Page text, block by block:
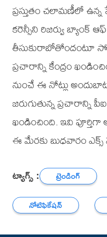
ప్రస్తుతం చలామణీలో ఉన్న
కరెన్సీని రిజర్వు బ్యాంక్ ఆఫ్
తీసుకురాబోతోందంటూ
ప్రచారాన్ని కేంద్రం
నుంచే ఈ నోట్లు
జరుగుతున్న ప్రచారాన్ని
ఖండించింది. ఇవి పూర్తిగా
ఈ మేరకు బుధవారం
ట్యాగ్స్ : ట్రెండింగ్
నోటిఫికేషన్